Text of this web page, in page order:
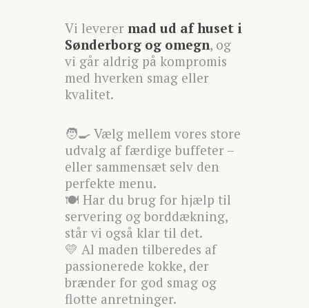
Vi leverer mad ud af huset i
Sønderborg og omegn, og
vi går aldrig på kompromis
med hverken smag eller
kvalitet.
🧑‍🍳 Vælg mellem vores store
udvalg af færdige buffeter –
eller sammensæt selv den
perfekte menu.
🍽️ Har du brug for hjælp til
servering og borddækning,
står vi også klar til det.
💛 Al maden tilberedes af
passionerede kokke, der
brænder for god smag og
flotte anretninger.